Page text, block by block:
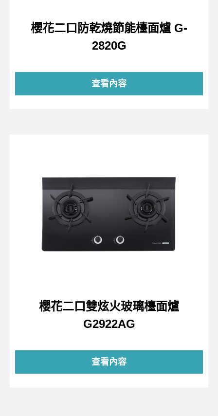
櫻花二口防乾燒節能檯面爐 G-
2820G
查看內容
櫻花二口雙炫火玻璃檯面爐
G2922AG
查看內容